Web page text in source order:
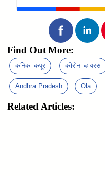
Find Out More:
कनिका कपूर कोरोना व्हायरस
Andhra Pradesh Ola
Related Articles: